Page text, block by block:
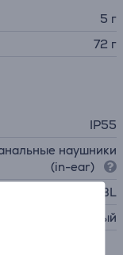
5 г
72 г
IP55
наушники
(in-ear)
JBL
черный